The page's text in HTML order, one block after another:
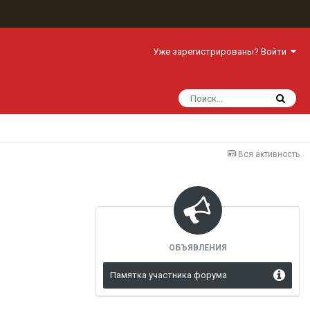
Уже зарегистрированы? Войти
Вся активность
ОБЪЯВЛЕНИЯ
Памятка участника форума